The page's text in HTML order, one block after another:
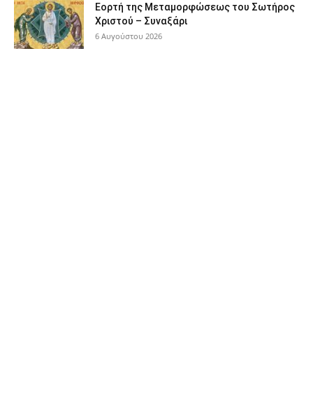
Εορτή της Μεταμορφώσεως του Σωτήρος
Χριστού – Συναξάρι
6 Αυγούστου 2026